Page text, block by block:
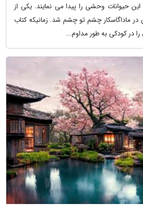
حیوانات وحشی را پیدا می نمایند. یکی از
در ماداگاسکار چشم تو چشم شد. زمانیکه کتاب
را در کودکی به طور مداوم...